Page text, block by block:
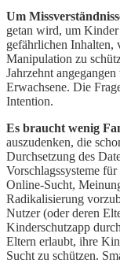
Um
getan wird, um
gefährlichen Inhalten,
Manipulation zu
Jahrzehnt
Erwachsene. Die
Intention.
Es braucht wenig
auszudenken, die
Durchsetzung des
Vorschlagssysteme
Online-Sucht,
Radikalisierung
Nutzer (oder deren
Kinderschutzapp
Eltern erlaubt, ihre
Sucht zu schützen.